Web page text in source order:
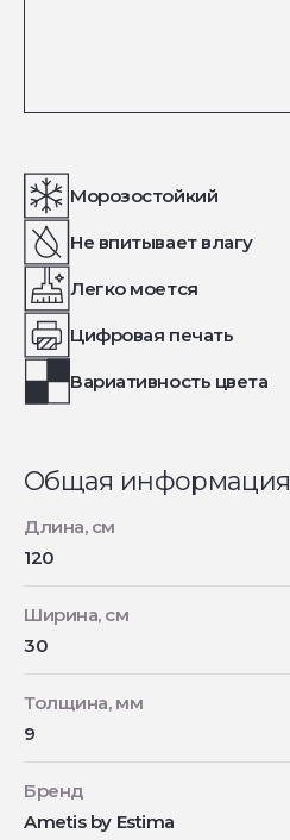
Морозостойкий
Не впитывает влагу
Легко моется
Цифровая печать
Вариативность цвета
Общая информация
Длина, см
120
Ширина, см
30
Толщина, мм
9
Бренд
Ametis by Estima